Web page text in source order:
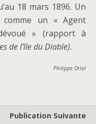
18 mars 1896. Un
un « Agent
» (rapport à
de l’île du Diable).
Philippe Oriol
Publication Suivante